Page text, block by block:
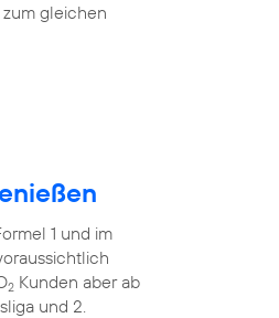
gleichen
1 und im
2 Kunden aber ab
und 2.